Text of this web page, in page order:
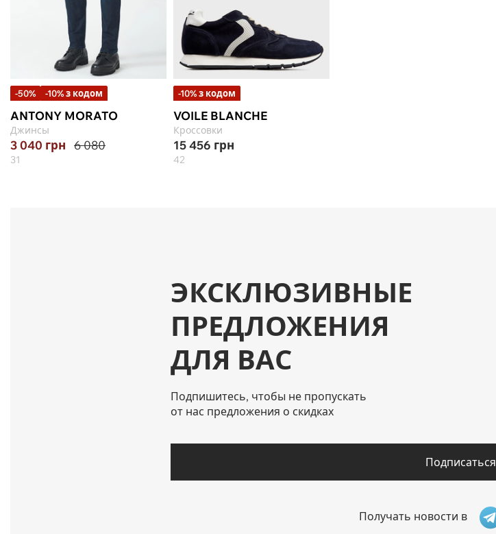
-50% -10% з кодом
ANTONY MORATO
Джинсы
3 040 грн 6 080
31
-10% з кодом
VOILE BLANCHE
Кроссовки
15 456 грн
42
ЭКСКЛЮЗИВНЫЕ
ПРЕДЛОЖЕНИЯ
ДЛЯ ВАС
Подпишитесь, чтобы не пропускать
от нас предложения о скидках
Подписаться
Получать новости в